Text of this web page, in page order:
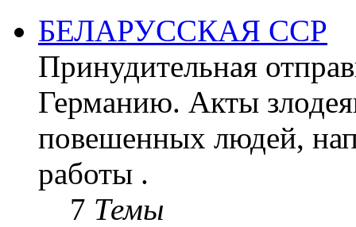
БЕЛАРУССКАЯ ССР
Принудительная
Германию. Акты
повешенных людей,
работы .
7 Темы